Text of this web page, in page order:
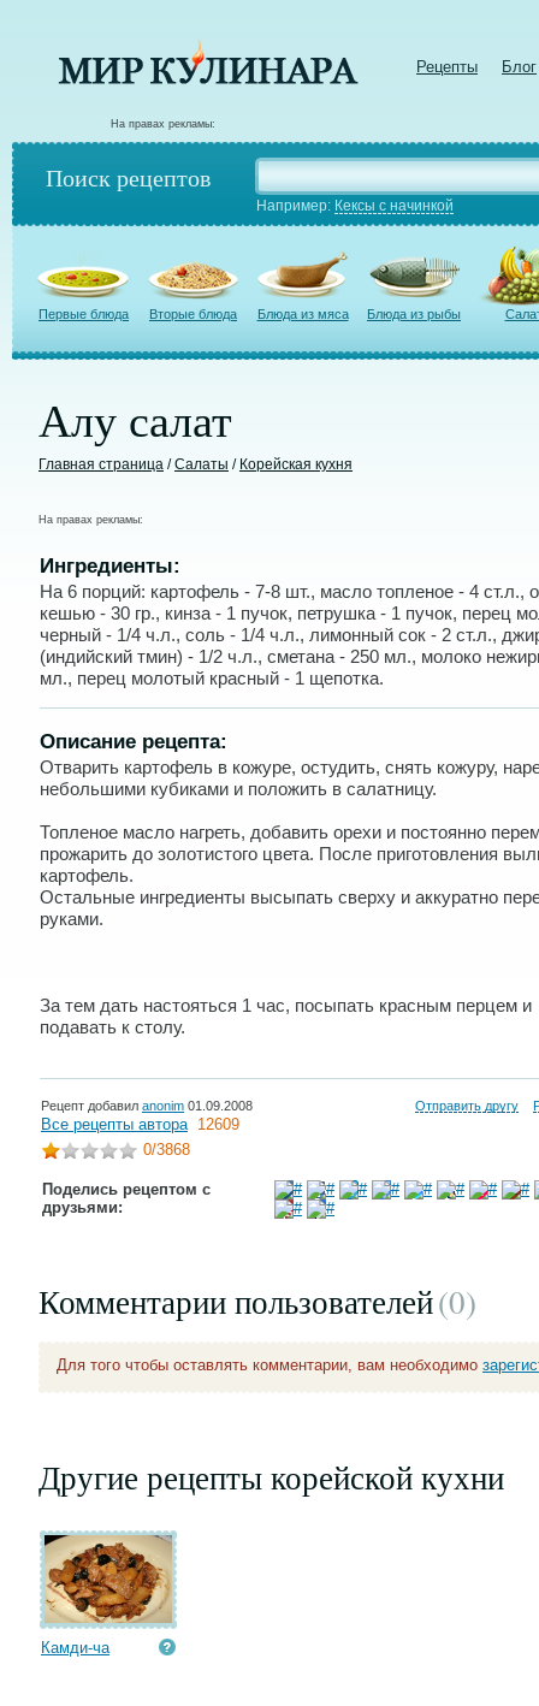
Рецепты Блог
На правах рекламы:
Поиск рецептов
Например: Кексы с начинкой
Первые блюда Вторые блюда Блюда из мяса Блюда из рыбы
Алу салат
Главная страница /Салаты / Корейская кухня
На правах рекламы:
Ингредиенты:
На 6 порций: картофель - 7-8 шт., масло топленое - 4 ст.л.,
кешью - 30 гр., кинза - 1 пучок, петрушка - 1 пучок, перец
черный - 1/4 ч.л., соль - 1/4 ч.л., лимонный сок - 2 ст.л.,
(индийский тмин) - 1/2 ч.л., сметана - 250 мл., молоко
мл., перец молотый красный - 1 щепотка.
Описание рецепта:
Отварить картофель в кожуре, остудить, снять кожуру,
небольшими кубиками и положить в салатницу.
Топленое масло нагреть, добавить орехи и постоянно
прожарить до золотистого цвета. После приготовления
картофель.
Остальные ингредиенты высыпать сверху и аккуратно
руками.
За тем дать настояться 1 час, посыпать красным перцем и
подавать к столу.
Рецепт добавил anonim 01.09.2008 Отправить другу
Все рецепты автора 12609
0/3868
Поделись рецептом с
друзьями:
Комментарии пользователей(0)
Для того чтобы оставлять комментарии, вам необходимо
Другие рецепты корейской кухни
Камди-ча